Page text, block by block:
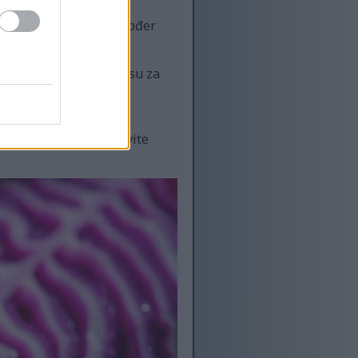
boju. Također
bolesti. Ključni su za
odličan način da u
i pomoći vam da živite